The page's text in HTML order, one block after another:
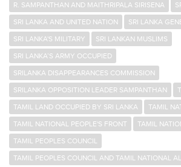
R. SAMPANTHAN AND MAITHRIPALA SIRISENA
SRI LANKA AND UNITED NATION
SRI LANKA
SRI LANKA'S MILITARY
SRI LANKAN MUSLIMS
SRI LANKA’S ARMY OCCUPIED
SRILANKA DISAPPEARANCES COMMISSION
SRILANKA OPPOSITION LEADER SAMPANTHAN
TAMIL LAND OCCUPIED BY SRI LANKA
TAMIL
TAMIL NATIONAL PEOPLE'S FRONT
TAMIL
TAMIL PEOPLES COUNCIL
TAMIL PEOPLES COUNCIL AND TAMIL NATIONAL